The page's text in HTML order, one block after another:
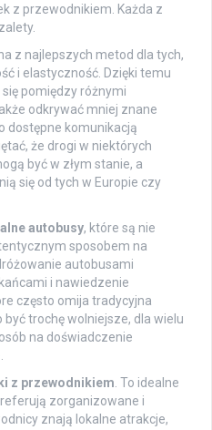
z przewodnikiem. Każda z
z najlepszych metod dla tych,
i elastyczność. Dzięki temu
pomiędzy różnymi
odkrywać mniej znane
dostępne komunikacją
że drogi w niektórych
być w złym stanie, a
się od tych w Europie czy
autobusy, które są nie
sposobem na
autobusami
i nawiedzenie
często omija tradycyjna
trochę wolniejsze, dla wielu
na doświadczenie
z przewodnikiem . To idealne
zorganizowane i
znają lokalne atrakcje,